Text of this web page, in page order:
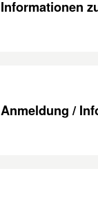
Informationen
Anmeldung /